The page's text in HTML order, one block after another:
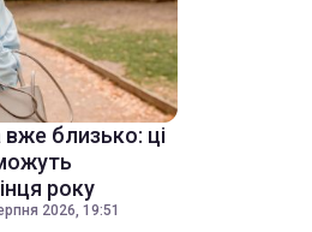
близько: ці
року
2026, 19:51